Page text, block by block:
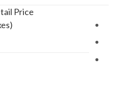
Price
(incl. of all taxes)